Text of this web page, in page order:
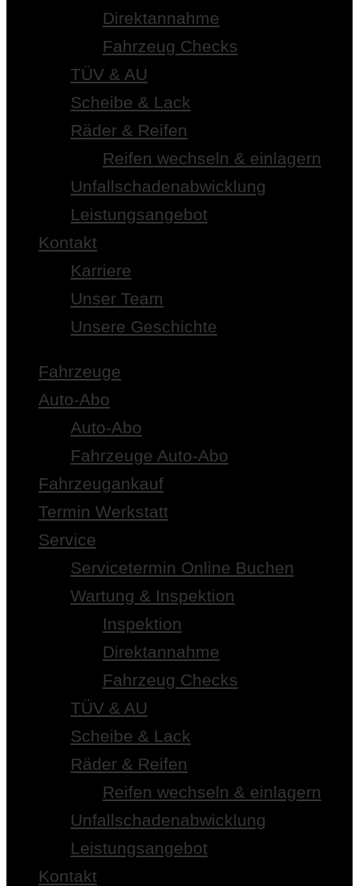
Direktannahme
Fahrzeug Checks
TÜV & AU
Scheibe & Lack
Räder & Reifen
Reifen wechseln & einlagern
Unfallschadenabwicklung
Leistungsangebot
Kontakt
Karriere
Unser Team
Unsere Geschichte
Fahrzeuge
Auto-Abo
Auto-Abo
Fahrzeuge Auto-Abo
Fahrzeugankauf
Termin Werkstatt
Service
Servicetermin Online Buchen
Wartung & Inspektion
Inspektion
Direktannahme
Fahrzeug Checks
TÜV & AU
Scheibe & Lack
Räder & Reifen
Reifen wechseln & einlagern
Unfallschadenabwicklung
Leistungsangebot
Kontakt